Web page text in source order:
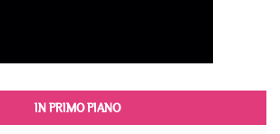
IN PRIMO PIANO